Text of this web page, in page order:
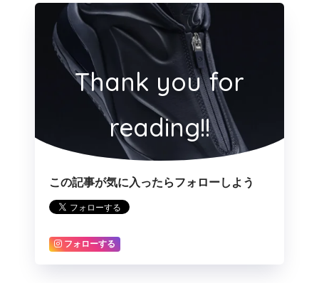
Thank you for
reading!!
この記事が気に入ったらフォローしよう
フォローする